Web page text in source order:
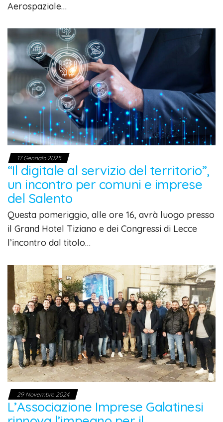
Aerospaziale…
17 Gennaio 2025
“Il digitale al servizio del territorio”,
un incontro per comuni e imprese
del Salento
Questa pomeriggio, alle ore 16, avrà luogo presso
il Grand Hotel Tiziano e dei Congressi di Lecce
l’incontro dal titolo…
29 Novembre 2024
L’Associazione Imprese Galatinesi